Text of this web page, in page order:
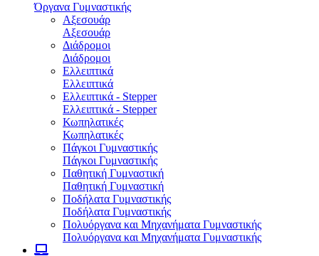
Όργανα Γυμναστικής
Αξεσουάρ
Αξεσουάρ
Διάδρομοι
Διάδρομοι
Ελλειπτικά
Ελλειπτικά
Ελλειπτικά - Stepper
Ελλειπτικά - Stepper
Κωπηλατικές
Κωπηλατικές
Πάγκοι Γυμναστικής
Πάγκοι Γυμναστικής
Παθητική Γυμναστική
Παθητική Γυμναστική
Ποδήλατα Γυμναστικής
Ποδήλατα Γυμναστικής
Πολυόργανα και Μηχανήματα Γυμναστικής
Πολυόργανα και Μηχανήματα Γυμναστικής